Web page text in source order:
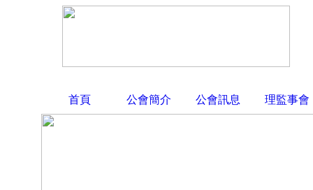
首頁 公會簡介 公會訊息 理監事會